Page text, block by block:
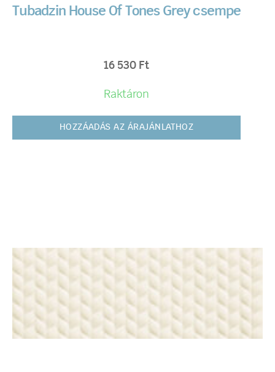
Tubadzin House Of Tones Grey csempe
16 530 Ft
Raktáron
HOZZÁADÁS AZ ÁRAJÁNLATHOZ